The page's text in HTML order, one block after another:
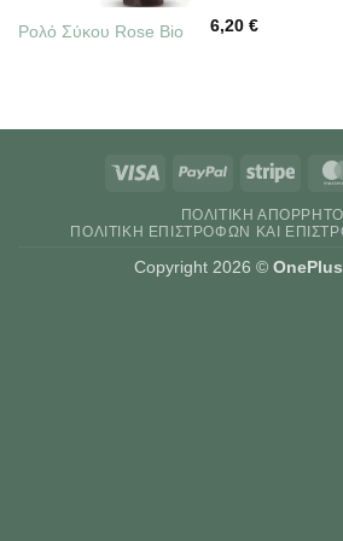
Ρολό Σύκου Rose Bio 6,20€
Visa PayPal Stripe
ΠΟΛΙΤΙΚΉ
ΠΟΛΙΤΙΚΉ ΕΠΙΣΤΡΟΦΏΝ ΚΑΙ
Copyright 2026 ©